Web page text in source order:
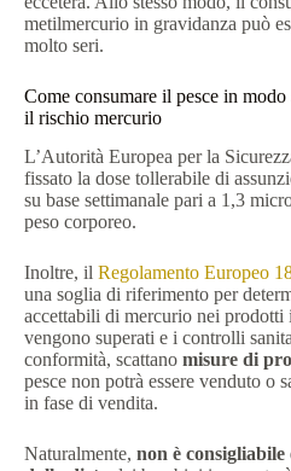
metilmercurio in gravidanza può
molto seri.
Come consumare il pesce in
il rischio mercurio
L’Autorità Europea per la
fissato la dose tollerabile di
su base settimanale pari a 1,3
peso corporeo.
Inoltre, il Regolamento Europeo
una soglia di riferimento per
accettabili di mercurio nei
vengono superati e i controlli
conformità, scattano misure di
pesce non potrà essere venduto o
in fase di vendita.
Naturalmente, non è